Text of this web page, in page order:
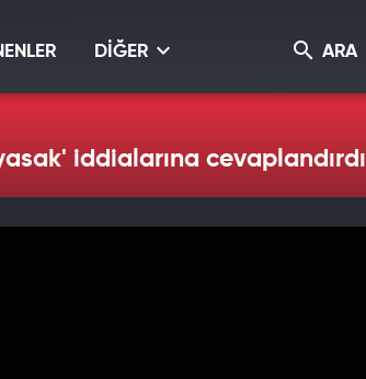
DİĞER ARA
iddialarına cevaplandırdı